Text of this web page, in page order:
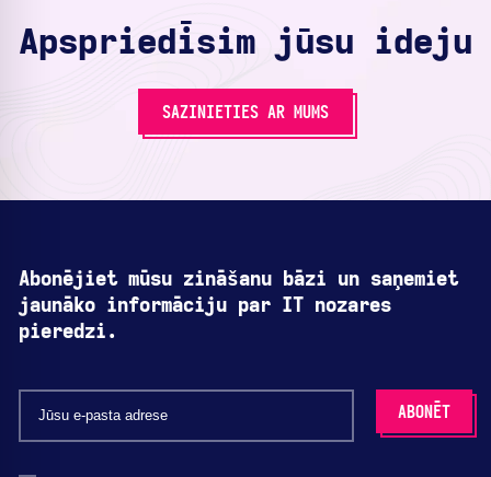
Apspriedīsim jūsu ideju
SAZINIETIES AR MUMS
Abonējiet mūsu zināšanu bāzi un saņemiet
jaunāko informāciju par IT nozares
pieredzi.